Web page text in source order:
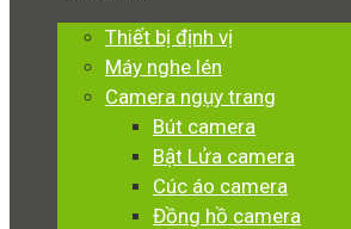
Thiết bị định vị
Máy nghe lén
Camera ngụy trang
Bút camera
Bật Lửa camera
Cúc áo camera
Đồng hồ camera